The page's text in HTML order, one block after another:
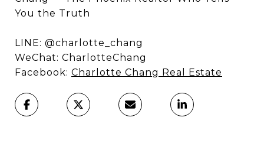
You the Truth
LINE: @charlotte_chang
WeChat: CharlotteChang
Facebook: Charlotte Chang Real Estate